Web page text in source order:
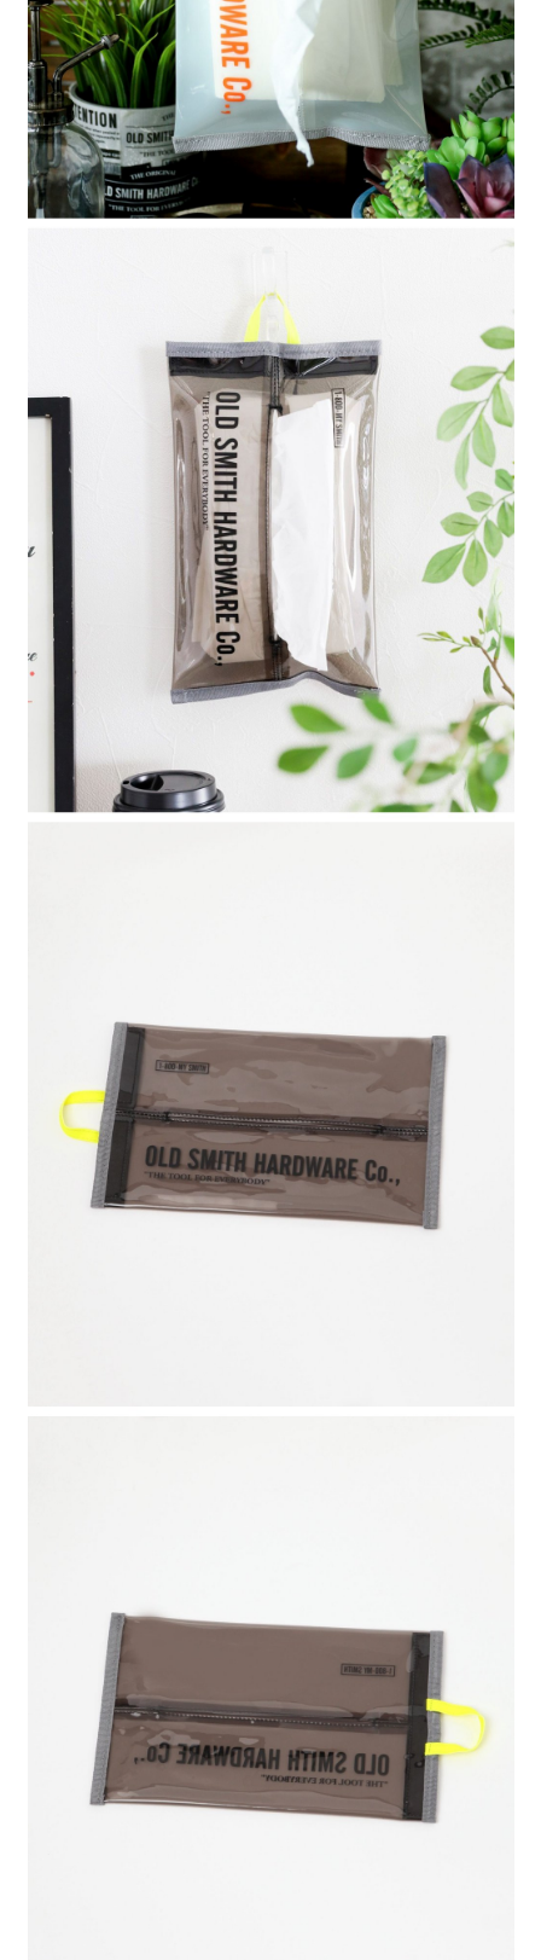
用戶於交易時，得透過本服務購買商品或服務，並由商店將買賣／分期付款
買賣價金債權讓與本公司後，依約使用本公司帳單繳交帳款。
2.基於同意付款使用「大哥付你分期」之契約關係目的，商店將以您的個人
資料（包含姓名、電話或地址）提供予台灣大哥大進項蒐集、處理及利用，
由本公司與您本人進行分期帳單所需資料之確認、核對及更正。
3.完整用戶服務條款，請詳閱以下連結： https://oppay.tw/userRule
※ 請注意：結帳手續完成當下不需立刻繳費，但若您需要取消訂單，請聯絡
購買商品的店家。未經商家同意取消之訂單仍視為有效，需透過AFTEE先享
後付繳納相關費用。
※ 交易是否成功請以「AFTEE先享後付 」之結帳頁面顯示為準，若有關於
是否繳費成功／繳費後需取消欲退款等相關疑問，請聯繫「AFTEE先享後付
客戶支援中心」https://netprotections.freshdesk.com/support/home
【注意事項】
１．透過由恩沛科技股份有限公司提供之「AFTEE先享後付」服務完成之交
易，需依本服務之必要範圍內提供個人資料，並將交易相關給付款項請求債
權轉讓予恩沛科技股份有限公司。
「AFTEE先享後付」，若未經同意申辦者引起之損失，本公司不負相關責
４．使用「AFTEE先享後付」時，將依據個別帳號之用戶狀況，依本公司即
時審查核予不同之上限額度；若仍有額度不足之情形，本公司將視審查結果
請求用戶進行身份認證。
５．嚴禁一人註冊多個帳號或使用他人資訊註冊。若發現惡意使用之情形，
恩沛科技股份有限公司將有權停止該用戶之使用額度並採取法律行動。
付款後 7-11取貨
每筆NT$80，滿NT$1,500(含以上)免運費
宅配
每筆NT$80，滿NT$1,500(含以上)免運費